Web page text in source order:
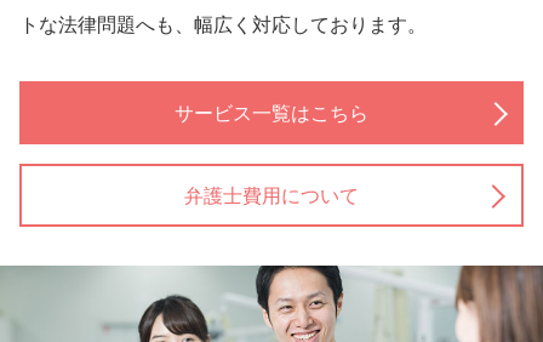
トな法律問題へも、幅広く対応しております。
サービス一覧はこちら
弁護士費用について